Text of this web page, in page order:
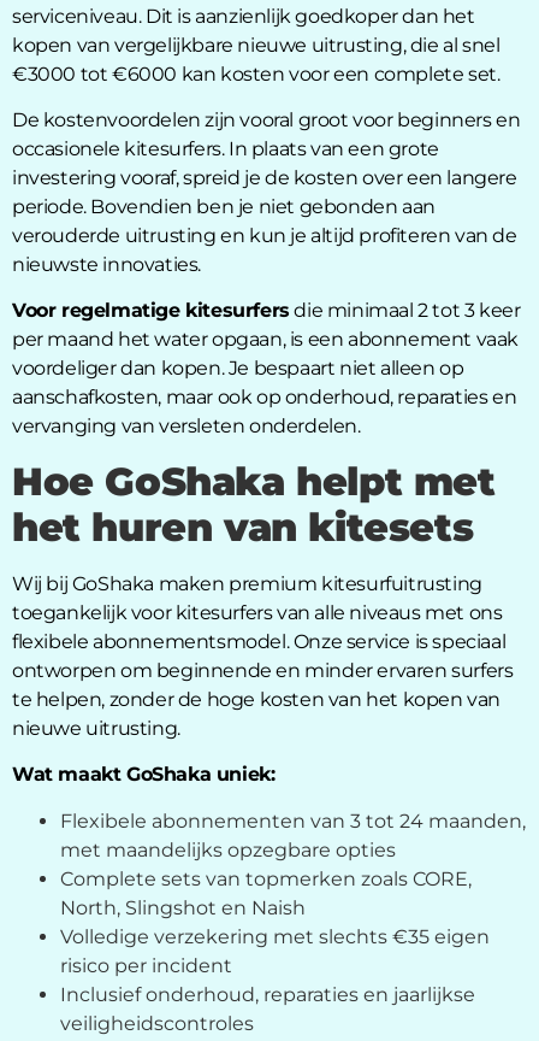
serviceniveau. Dit is aanzienlijk goedkoper dan het
kopen van vergelijkbare nieuwe uitrusting, die al snel
€3000 tot €6000 kan kosten voor een complete set.
De kostenvoordelen zijn vooral groot voor beginners en
occasionele kitesurfers. In plaats van een grote
investering vooraf, spreid je de kosten over een langere
periode. Bovendien ben je niet gebonden aan
verouderde uitrusting en kun je altijd profiteren van de
nieuwste innovaties.
Voor regelmatige kitesurfers die minimaal 2 tot 3 keer
per maand het water opgaan, is een abonnement vaak
voordeliger dan kopen. Je bespaart niet alleen op
aanschafkosten, maar ook op onderhoud, reparaties en
vervanging van versleten onderdelen.
Hoe GoShaka helpt met
het huren van kitesets
Wij bij GoShaka maken premium kitesurfuitrusting
toegankelijk voor kitesurfers van alle niveaus met ons
flexibele abonnementsmodel. Onze service is speciaal
ontworpen om beginnende en minder ervaren surfers
te helpen, zonder de hoge kosten van het kopen van
nieuwe uitrusting.
Wat maakt GoShaka uniek:
Flexibele abonnementen van 3 tot 24 maanden,
met maandelijks opzegbare opties
Complete sets van topmerken zoals CORE,
North, Slingshot en Naish
Volledige verzekering met slechts €35 eigen
risico per incident
Inclusief onderhoud, reparaties en jaarlijkse
veiligheidscontroles